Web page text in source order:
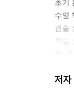
초기
수영
검술
활,
뛰어
저자